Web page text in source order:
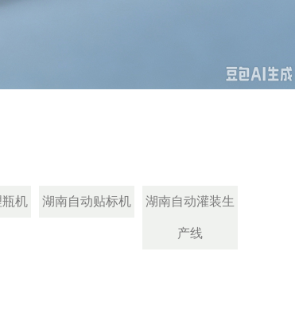
机 湖南自动贴标机 湖南自动灌装生
产线